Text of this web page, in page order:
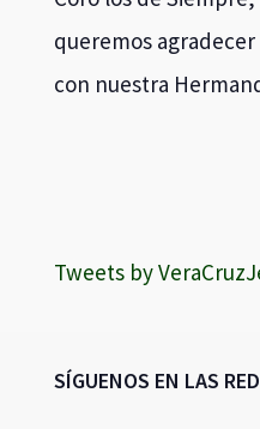
queremos
con nuestra
Tweets by
SÍGUENOS EN LAS